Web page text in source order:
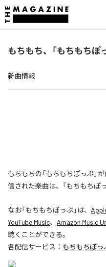
もちもち、「もちもちぽ
新曲情報
もちもちの「もちもちぽっぷ」
信された楽曲は、「もちもちぽ
なお「もちもちぽっぷ」は、
YouTube Music、 Amazon Music
聴くことができる。
各配信サービス： もちもちぽっ